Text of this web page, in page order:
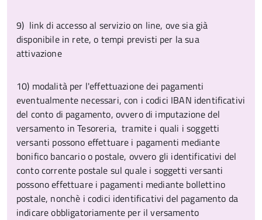
9) link di accesso al servizio on line, ove sia già
disponibile in rete, o tempi previsti per la sua
attivazione
10) modalità per l'effettuazione dei pagamenti
eventualmente necessari, con i codici IBAN identificativi
del conto di pagamento, ovvero di imputazione del
versamento in Tesoreria, tramite i quali i soggetti
versanti possono effettuare i pagamenti mediante
bonifico bancario o postale, ovvero gli identificativi del
conto corrente postale sul quale i soggetti versanti
possono effettuare i pagamenti mediante bollettino
postale, nonchè i codici identificativi del pagamento da
indicare obbligatoriamente per il versamento